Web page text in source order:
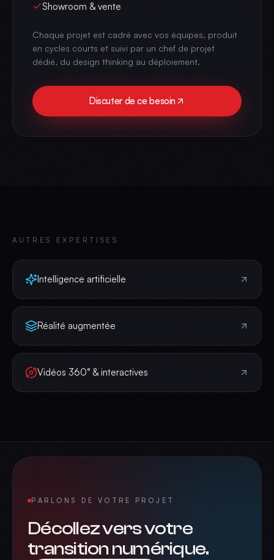
Showroom & vente
Chaque projet est cadré avec vos équipes, produit
en cycles courts et suivi par un chef de projet
dédié, du design thinking au déploiement.
Discuter de ce besoin
AUTRES EXPERTISES
Intelligence artificielle
Réalité augmentée
Vidéos 360° & interactives
PARLONS DE VOTRE PROJET
Décollez vers votre
transition numérique.